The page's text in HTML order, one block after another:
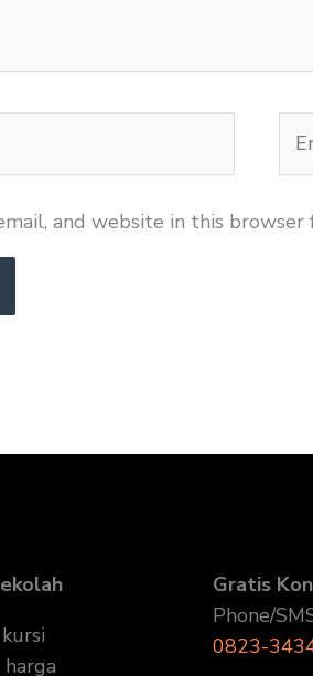
and website in this
Gratis
Phone/
0823-